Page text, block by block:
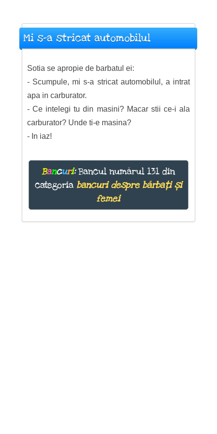
Mi s-a stricat automobilul
Sotia se apropie de barbatul ei:
- Scumpule, mi s-a stricat automobilul, a intrat
apa in carburator.
- Ce intelegi tu din masini? Macar stii ce-i ala
carburator? Unde ti-e masina?
- In iaz!
Bancuri:Bancul numărul 131 din
categoria bancuri despre bărbați și
femei